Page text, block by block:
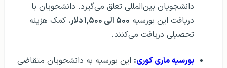
دانشجویان بین‌المللی تعلق می‌گیرد. دانشجویان با
دریافت این بورسیه ۵۰۰ الی ۱,۵۰۰ دلار
، کمک هزینه
تحصیلی دریافت می‌کنند.
بورسیه ماری کوری: این بورسیه به دانشجویان متقاضی